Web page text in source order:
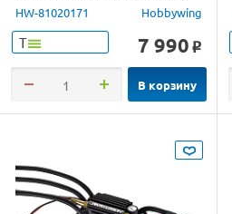
1/12)
HW-81020171 Hobbywing
Т 7 990 o
В корзину